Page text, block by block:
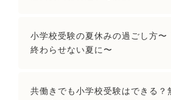
小学校受験の夏休みの過ごし方〜
終わらせない夏に〜
共働きでも小学校受験はできる？